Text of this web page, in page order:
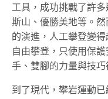
工具，成功挑戰了許
斯山、優勝美地等。
的演進，人工攀登變
自由攀登，只使用保
手、雙腳的力量與技巧
到了現代，攀岩運動